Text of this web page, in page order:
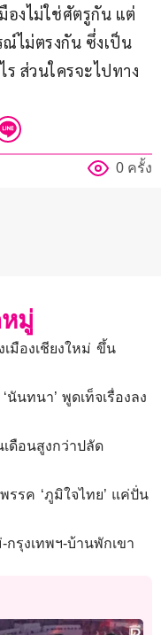
องไม่ใช่ศัตรูกัน แต่
ไม่ตรงกัน ซึ่งเป็น
ร ส่วนใครจะไปทาง
0 ครั้ง
มู่
เมืองเชียงใหม่ ขึ้น
นทนา’ พูดเท็จเรื่องลง
เดือนสูงกว่าปลัด
รรค ‘ภูมิใจไทย’ แค่ปั่น
กรุงเทพฯ-บ้านพักเขา